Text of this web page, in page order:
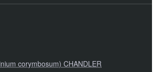
corymbosum) CHANDLER